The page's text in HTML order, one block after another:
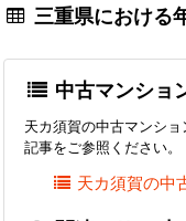
三重県におけ
中古マンショ
天カ須賀の中古マンシ
記事をご参照ください。
天カ須賀の中